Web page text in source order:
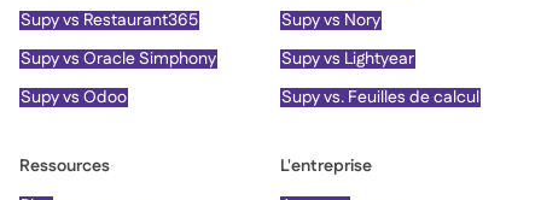
Supy vs Restaurant365
Supy vs Nory
Supy vs Oracle Simphony
Supy vs Lightyear
Supy vs Odoo
Supy vs. Feuilles de calcul
Ressources
L'entreprise